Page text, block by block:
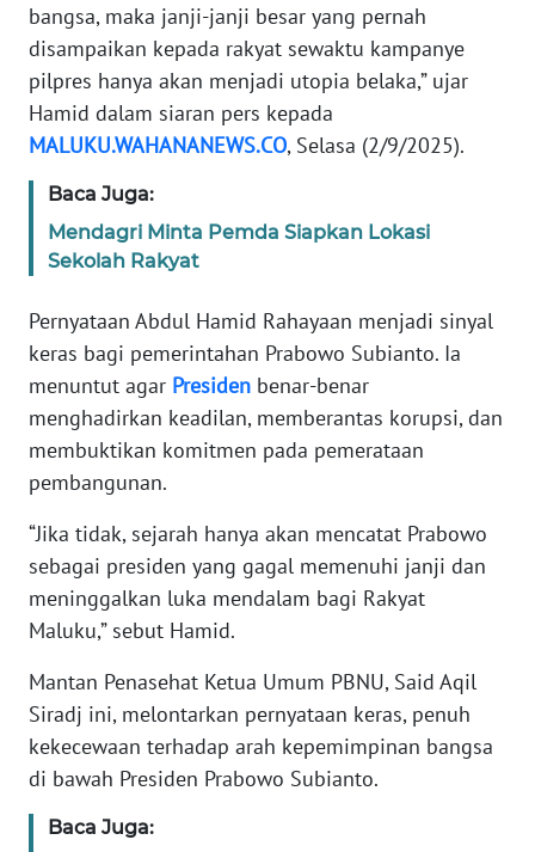
bangsa, maka janji-janji besar yang pernah
disampaikan kepada rakyat sewaktu kampanye
pilpres hanya akan menjadi utopia belaka,” ujar
Hamid dalam siaran pers kepada
MALUKU.WAHANANEWS.CO, Selasa (2/9/2025).
Baca Juga:
Mendagri Minta Pemda Siapkan Lokasi
Sekolah Rakyat
Pernyataan Abdul Hamid Rahayaan menjadi sinyal
keras bagi pemerintahan Prabowo Subianto. Ia
menuntut agar Presiden benar-benar
menghadirkan keadilan, memberantas korupsi, dan
membuktikan komitmen pada pemerataan
pembangunan.
“Jika tidak, sejarah hanya akan mencatat Prabowo
sebagai presiden yang gagal memenuhi janji dan
meninggalkan luka mendalam bagi Rakyat
Maluku,” sebut Hamid.
Mantan Penasehat Ketua Umum PBNU, Said Aqil
Siradj ini, melontarkan pernyataan keras, penuh
kekecewaan terhadap arah kepemimpinan bangsa
di bawah Presiden Prabowo Subianto.
Baca Juga:
JABAR
WN
BANTEN
WN
NTT
WN
KEPRI
WN
PAPUA
PAPUA
BARAT
WN
WN
SERAMBI
JAMBI